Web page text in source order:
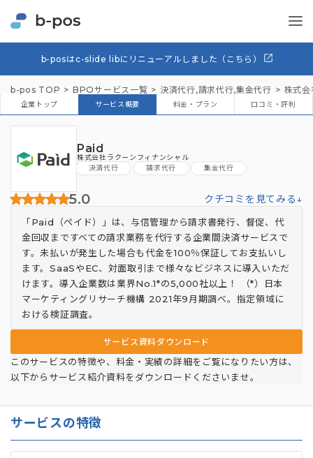
b-posはc-slide libにリニューアルしました（こちら）
b-pos TOP BPOサービス一覧 決済代行,請求代行,集金代行 株式会
企業トップ サービス概要 料金・プラン 口コミ・評判
Paid
株式会社ラクーンフィナンシャル
決済代行
請求代行 集金代行
5.0 クチコミを見てみる↓
「Paid（ペイド）」は、与信管理から請求書発行、督促、代
金回収まですべての請求業務を代行する企業間決済サービスで
す。未払いが発生した場合も代金を100％保証してお支払いし
ます。SaaSやEC、対面取引まで様々なビジネスに導入いただ
けます。導入企業数は業界No.1*の5,000社以上！ （*）日本
マーケティングリサーチ機構 2021年9月期調べ。指定領域に
おける検証調査。
サービス資料ダウンロード
このサービスの特徴や、料金・実績の詳細をご覧になりたい方は、
以下からサービス紹介資料をダウンロードくださいませ。
サービスの特徴